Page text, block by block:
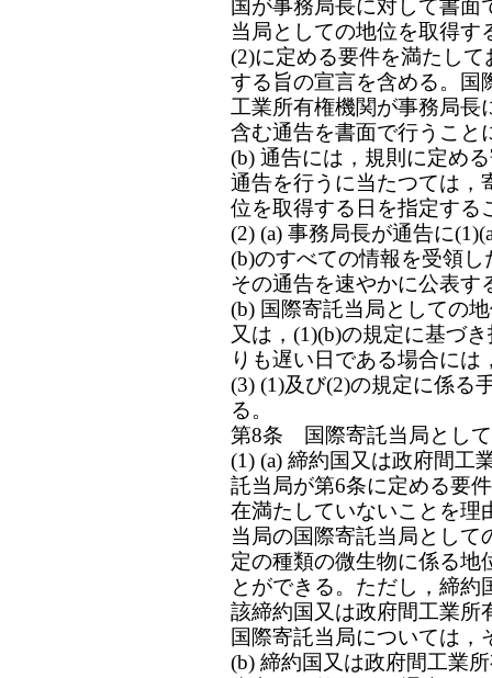
国が事務局長に対して書
当局としての地位を取得す
(2)に定める要件を満たし
する旨の宣言を含める。国
工業所有権機関が事務局長
含む通告を書面で行うこと
(b) 通告には，規則に定め
通告を行うに当たつては，
位を取得する日を指定する
(2) (a) 事務局長が通告に
(b)のすべての情報を受領
その通告を速やかに公表す
(b) 国際寄託当局としての
又は，(1)(b)の規定に基づ
りも遅い日である場合に
(3) (1)及び(2)の規定に係る
る。
第8条 国際寄託当局とし
(1) (a) 締約国又は政府間工
託当局が第6条に定める要
在満たしていないことを理
当局の国際寄託当局として
定の種類の微生物に係る地
とができる。ただし，締
該締約国又は政府間工業所
国際寄託当局については
(b) 締約国又は政府間工業